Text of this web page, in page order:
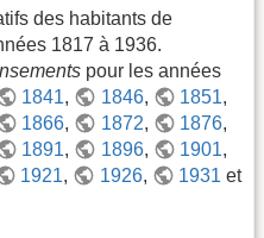
des habitants de
1817 à 1936.
pour les années
1841, 1846, 1851,
1866, 1872, 1876,
1891, 1896, 1901,
1921, 1926, 1931 et